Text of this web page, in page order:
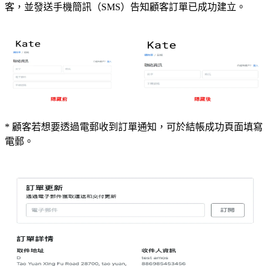
客，並發送手機簡訊（SMS）告知顧客訂單已成功建立。
* 顧客若想要透過電郵收到訂單通知，可於結帳成功頁面填寫
電郵。